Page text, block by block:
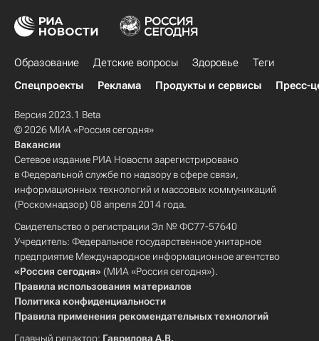
Образование Детские вопросы Здоровье
Теги
Спецпроекты
Реклама Продукты и сервисы Пресс-
Версия 2023.1 Beta
© 2026 МИА «Россия сегодня»
Вакансии
Сетевое издание РИА Новости зарегистрировано
в Федеральной службе по надзору в сфере связи,
информационных технологий и массовых коммуникаций
(Роскомнадзор) 08 апреля 2014 года.
Свидетельство о регистрации Эл № ФС77-57640
Учредитель: Федеральное государственное унитарное
предприятие Международное информационное агентство
«Россия сегодня» (МИА «Россия сегодня»).
Правила использования материалов
Политика конфиденциальности
Правила применения рекомендательных технологий
Главный редактор: Гаврилова А.В.